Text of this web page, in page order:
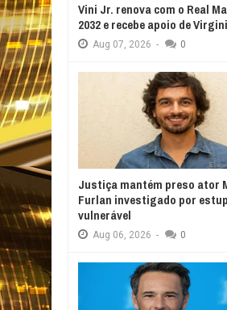
Vini Jr. renova com o Real
2032 e recebe apoio de
Aug 07, 2026 - 0
Justiça mantém preso ator
Furlan investigado por
vulnerável
Aug 06, 2026 - 0